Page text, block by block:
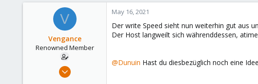
12
V
Vengance
Renowned Member
May 21, 2016
May 16, 2021
Der write Speed sieht nun weiterhin gut aus
Der Host langweilt sich währenddessen,
@Dunuin Hast du diesbezüglich noch eine